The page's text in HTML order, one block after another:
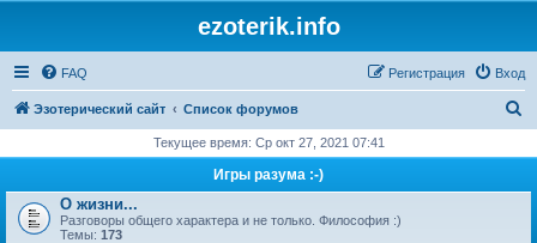
ezoterik.info
FAQ Вход
Регистрация
Эзотерический сайт Список форумов
с
Текущее время: Ср окт 27, 2021 07:41
Игры разума :-)
О жизни...
Разговоры общего характера и не только. Философия :)
Темы: 173